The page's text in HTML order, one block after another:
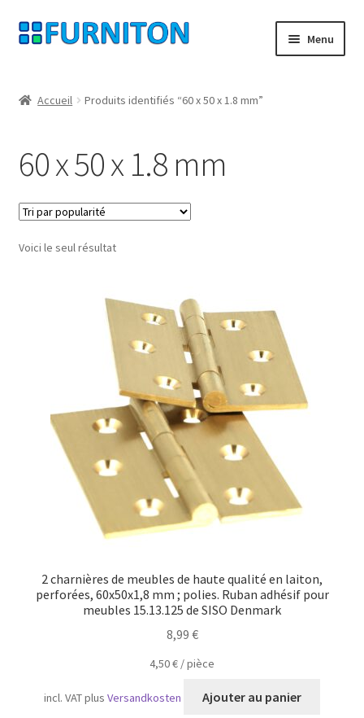
Aller
à
navigation
Aller
au
Menu
Protection des données
Droit de rétractation
Contact
CONDITIONS GÉNÉRALES DE VENTE
Transport maritime
Accueil Produits identifiés “60 x 50 x 1.8 mm”
60 x 50 x 1.8 mm
Voici le seul résultat
2 charnières de meubles de haute qualité en laiton,
perforées, 60x50x1,8 mm ; polies. Ruban adhésif pour
meubles 15.13.125 de SISO Denmark
8,99 €
4,50€ /pièce
incl. VATplusVersandkosten Ajouter au panier